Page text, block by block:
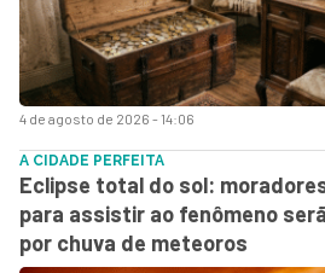
4 de agosto de 2026 - 14:06
A CIDADE PERFEITA
Eclipse total do sol:
para assistir ao fenômeno
por chuva de meteoros